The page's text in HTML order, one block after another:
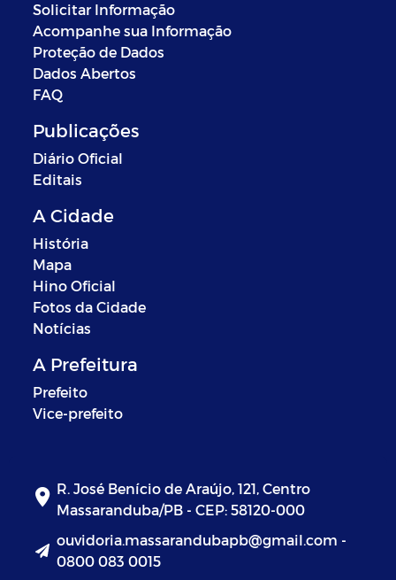
Solicitar Informação
Acompanhe sua Informação
Proteção de Dados
Dados Abertos
FAQ
Publicações
Diário Oficial
Editais
A Cidade
História
Mapa
Hino Oficial
Fotos da Cidade
Notícias
A Prefeitura
Prefeito
Vice-prefeito
R. José Benício de Araújo, 121, Centro
Massaranduba/PB - CEP: 58120-000
ouvidoria.massarandubapb@gmail.com -
0800 083 0015